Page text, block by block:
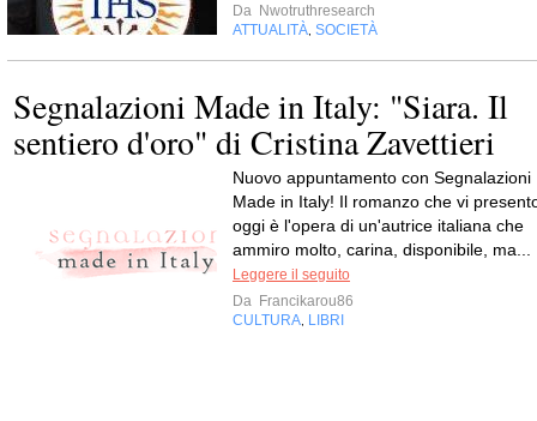
Da Nwotruthresearch
ATTUALITÀ SOCIETÀ
Segnalazioni Made in Italy: "Siara. Il
sentiero d'oro" di Cristina Zavettieri
Nuovo appuntamento con Segnalazioni
Made in Italy! Il romanzo che vi
oggi è l'opera di un'autrice italiana che
ammiro molto, carina, disponibile, ma...
Leggere il seguito
Da Francikarou86
CULTURA LIBRI